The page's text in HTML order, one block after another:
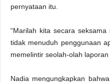
pernyataan itu.
“Marilah kita secara
tidak menuduh penggunaan
memelintir seolah-olah
Nadia mengungkapkan